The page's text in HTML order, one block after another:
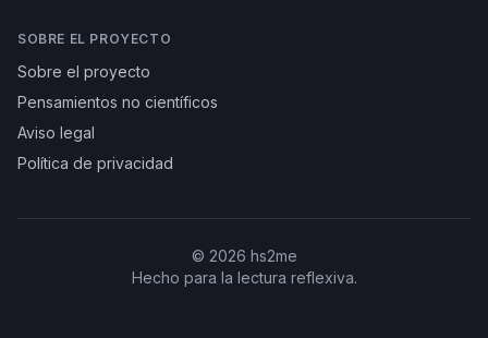
SOBRE EL PROYECTO
Sobre el proyecto
Pensamientos no científicos
Aviso legal
Política de privacidad
© 2026 hs2me
Hecho para la lectura reflexiva.